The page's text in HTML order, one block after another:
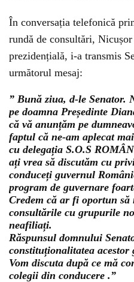
În conversația telefonică
rundă de consultări,
prezidențială, i-a transmis
următorul mesaj:
” Bună ziua, d-le Senator.
pe doamna Președinte
că vă anunțăm pe
faptul că ne-am aplecat
cu delegația S.O.S
ați vrea să discutăm cu
conduceți guvernul
program de guvernare
Credem că ar fi oportun să
consultările cu grupurile
neafiliați.
Răspunsul domnului
constituționalitatea acestor
Vom discuta după ce mă
colegii din conducere .”